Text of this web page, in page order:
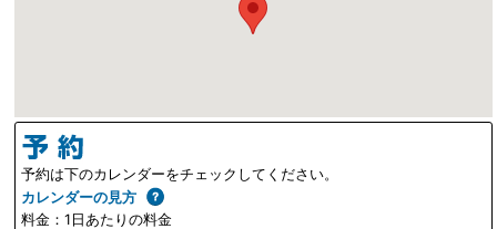
予約は下のカレンダーをチェックしてください。
カレンダーの見方
料金：1日あたりの料金